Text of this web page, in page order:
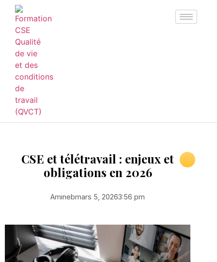
CSE et télétravail : enjeux et
obligations en 2026
Aminebmars 5, 20263:56 pm